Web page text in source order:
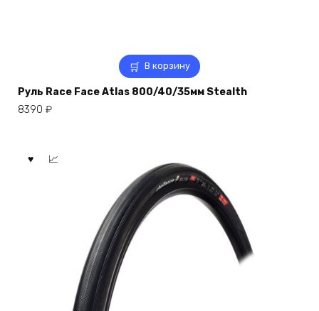
В корзину
Руль Race Face Atlas 800/40/35мм Stealth
8390 ₽